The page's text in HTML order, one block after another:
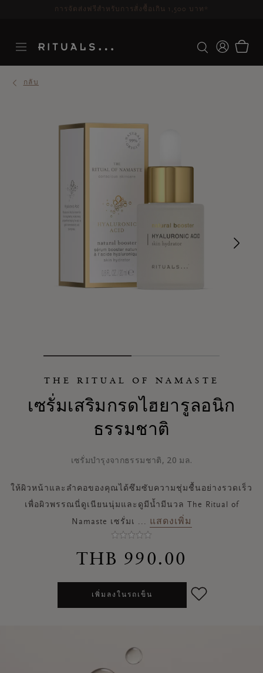
การจัดส่งฟรีสำหรับการสั่งซื้อเกิน 1,500 บาท*
กลับ
THE RITUAL OF NAMASTE
เซรั่มเสริมกรดไฮยารูลอนิก
ธรรมชาติ
เซรั่มบำรุงจากธรรมชาติ, 20 มล.
ให้ผิวหน้าและลำคอของคุณได้ซึมซับความชุ่มชื้นอย่างรวดเร็ว
เพื่อผิวพรรณนี่ดูเนียนนุ่มและดูมีน้ำมีนวล The Ritual of
Namaste เซรั่มเ ... แสดงเพิ่ม
THB 990.00
เพิ่มลงในรถเข็น